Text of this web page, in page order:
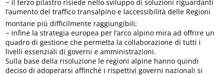
− il terzo pilastro risiede nello sviluppo di soluzioni riguardanti
l’aumento del traffico transalpino e laccessibilità delle Regioni
montane più difficilmente raggiungibili;
− infine la strategia europea per l’arco alpino mira ad offrire un
quadro di gestione che permetta la collaborazione di tutti i
livelli essenziali di governi e amministrazioni.
Sulla base della risoluzione le regioni alpine hanno quindi
deciso di adoperarsi affinché i rispettivi governi nazionali si